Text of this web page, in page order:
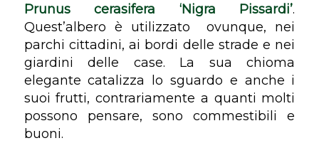
Prunus cerasifera ‘Nigra Pissardi’.
Quest’albero è utilizzato
ovunque, nei
parchi cittadini, ai bordi delle strade e nei
giardini delle case. La sua chioma
elegante catalizza lo sguardo e anche i
suoi frutti, contrariamente a quanti molti
possono pensare, sono commestibili e
buoni.